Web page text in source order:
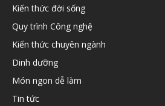
Kiến thức đời sống
Quy trình Công nghệ
Kiến thức chuyên ngành
Dinh dưỡng
Món ngon dễ làm
Tin tức